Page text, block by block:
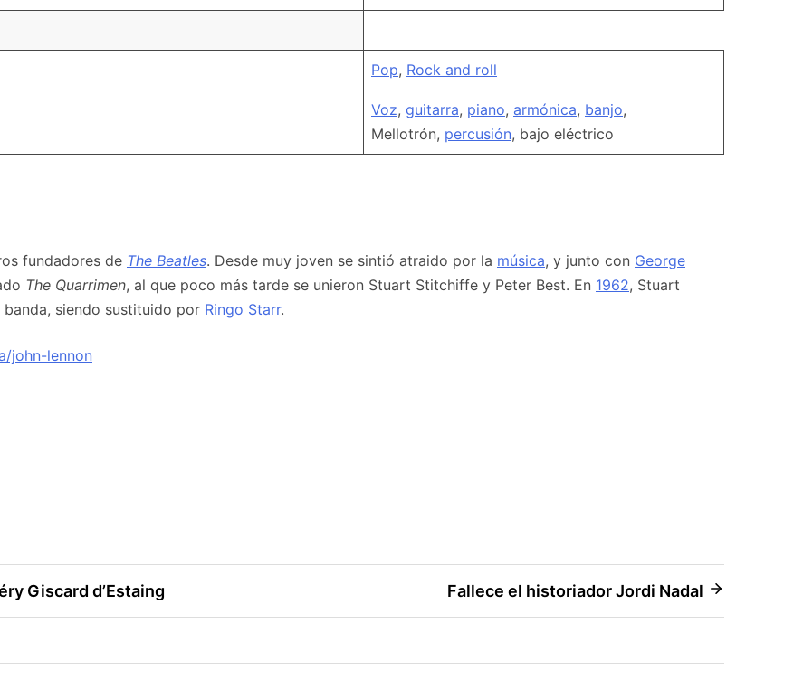
Pop, Rock and roll
Voz, guitarra, piano, armónica, banjo,
Mellotrón, percusión, bajo eléctrico
fundadores de The Beatles. Desde muy joven se sintió atraido por la música, y junto con George
The Quarrimen, al que poco más tarde se unieron Stuart Stitchiffe y Peter Best. En 1962, Stuart
siendo sustituido por Ringo Starr.
john-lennon
Giscard d’Estaing Fallece el historiador Jordi Nadal